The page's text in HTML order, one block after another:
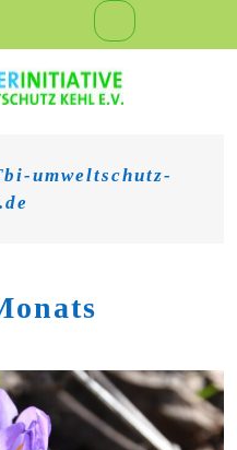
umweltschutz-